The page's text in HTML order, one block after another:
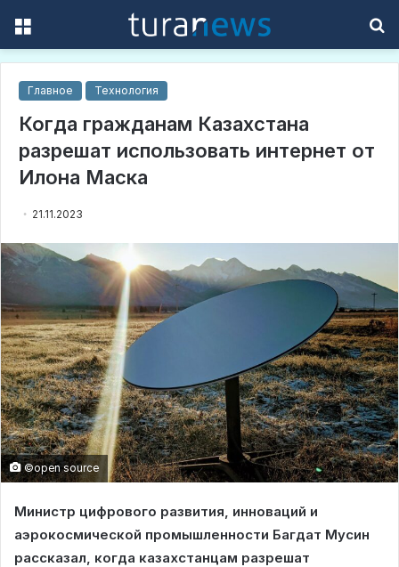
Главное Технология
Когда гражданам Казахстана
разрешат использовать интернет от
Илона Маска
21.11.2023
©open source
Министр цифрового развития, инноваций и
аэрокосмической промышленности Багдат Мусин
рассказал, когда казахстанцам разрешат